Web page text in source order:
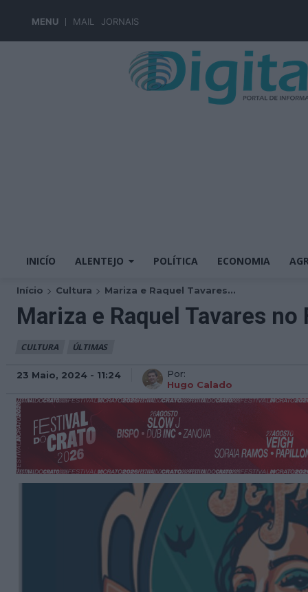
MENU MAIL JORNAIS
INICÍO ALENTEJO POLÍTICA ECONOMIA
Início Cultura Mariza e Raquel Tavares...
Mariza e Raquel Tavares
CULTURA ÚLTIMAS
23 Maio, 2024 - 11:24
Por:
Hugo Calado